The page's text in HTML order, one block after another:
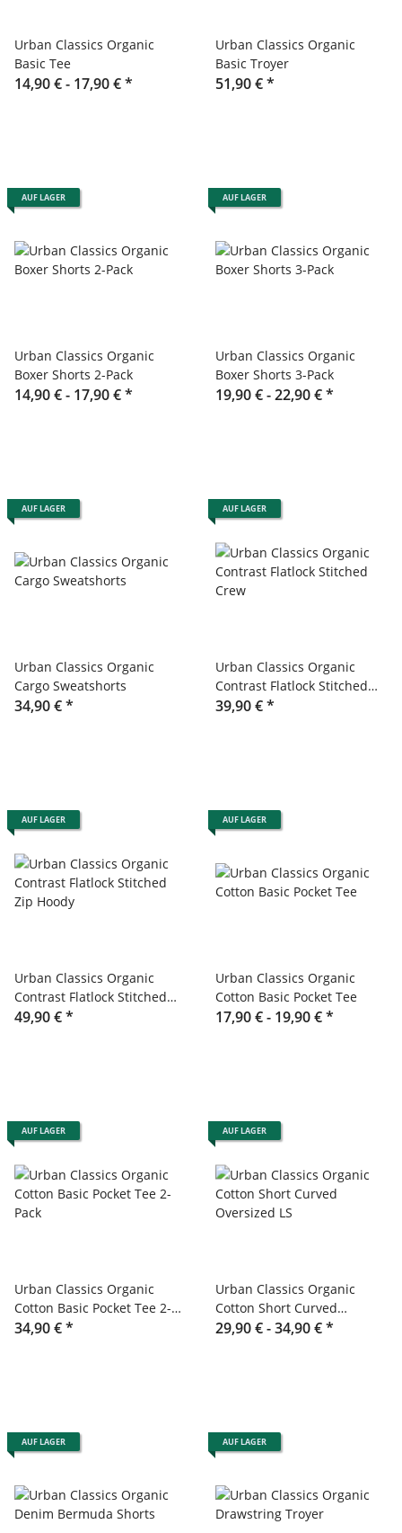
Urban Classics Organic
Basic Tee
14,90 € - 17,90 €*
Urban Classics Organic
Basic Troyer
51,90 €*
AUF LAGER
Urban Classics Organic
Boxer Shorts 2-Pack
14,90 € - 17,90 €*
AUF LAGER
Urban Classics Organic
Boxer Shorts 3-Pack
19,90 € -22,90 €*
AUF LAGER
Urban Classics Organic
Cargo Sweatshorts
34,90 €*
AUF LAGER
Urban Classics Organic
Contrast Flatlock Stitched
Crew
39,90 €*
AUF LAGER
Urban Classics Organic
Contrast Flatlock Stitched
Zip Hoody
49,90 €*
AUF LAGER
Urban Classics Organic
Cotton Basic Pocket Tee
17,90 € - 19,90 €*
AUF LAGER
Urban Classics Organic
Cotton Basic Pocket Tee 2-
Pack
34,90 €*
AUF LAGER
Urban Classics Organic
Cotton Short Curved
Oversized LS
29,90 € -34,90 €*
AUF LAGER AUF LAGER